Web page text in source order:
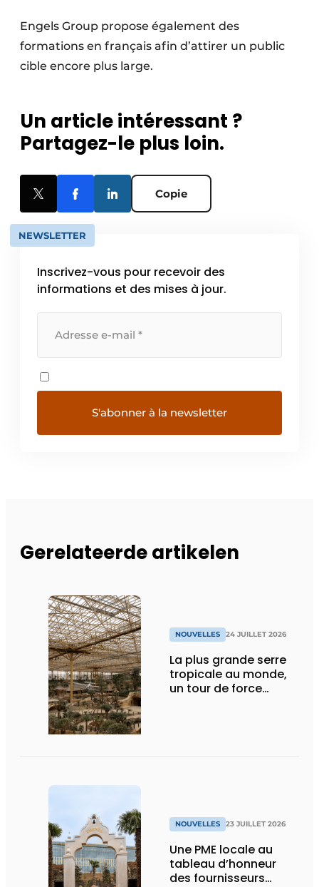
Engels Group propose également des
formations en français afin d’attirer un public
cible encore plus large.
Un article intéressant ?
Partagez-le plus loin.
Copie
NEWSLETTER
Inscrivez-vous pour recevoir des
informations et des mises à jour.
Gerelateerde artikelen
NOUVELLES 24 JUILLET 2026
La plus grande serre
tropicale au monde,
un tour de force
NOUVELLES 23 JUILLET 2026
Une PME locale au
tableau d’honneur
des fournisseurs